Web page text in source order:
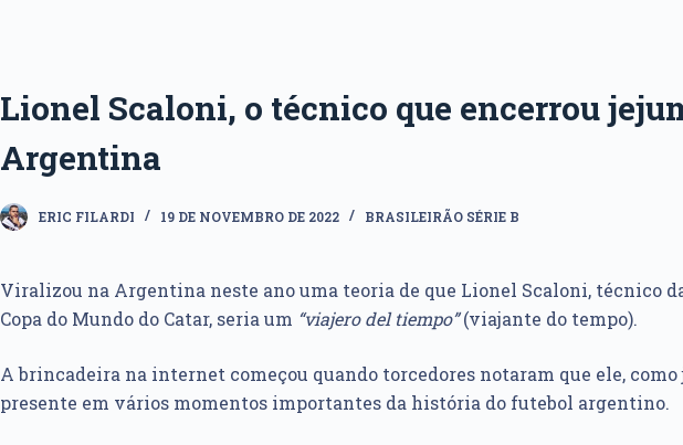
Lionel Scaloni, o técnico que encerrou
Argentina
ERIC FILARDI 19 DE NOVEMBRO DE 2022 BRASILEIRÃO SÉRIE B
Viralizou na Argentina neste ano uma teoria de que Lionel Scaloni, técnico
Copa do Mundo do Catar, seria um “viajero del tiempo”(viajante do tempo).
A brincadeira na internet começou quando torcedores notaram que ele, como
presente em vários momentos importantes da história do futebol argentino.